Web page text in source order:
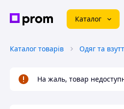
Каталог
Каталог товарів Одяг та
На жаль, товар